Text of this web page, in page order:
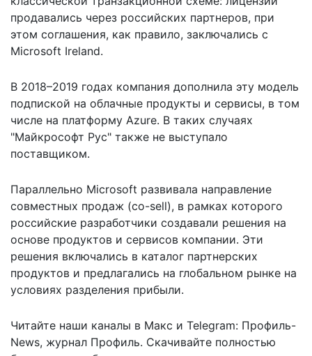
продавались через российских партнеров, при
этом соглашения, как правило, заключались с
Microsoft Ireland.
В 2018–2019 годах компания дополнила эту модель
подпиской на облачные продукты и сервисы, в том
числе на платформу Azure. В таких случаях
"Майкрософт Рус" также не выступало
поставщиком.
Параллельно Microsoft развивала направление
совместных продаж (co-sell), в рамках которого
российские разработчики создавали решения на
основе продуктов и сервисов компании. Эти
решения включались в каталог партнерских
продуктов и предлагались на глобальном рынке на
условиях разделения прибыли.
Читайте наши каналы в Макс и Telegram: Профиль-
News, журнал Профиль. Скачивайте полностью